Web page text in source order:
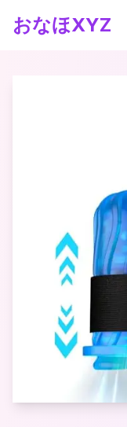
おなほXYZ